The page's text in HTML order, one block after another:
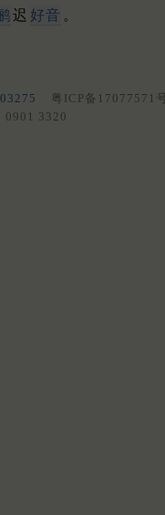
迟 好音 。
粤ICP备17077571号
0901 3320